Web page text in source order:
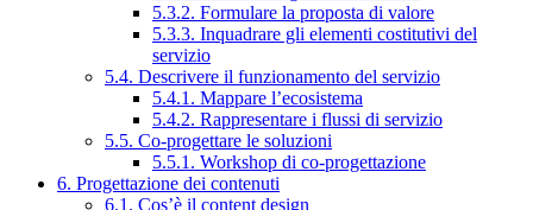
5.3.2. Formulare la proposta di valore
5.3.3. Inquadrare gli elementi costitutivi del
servizio
5.4. Descrivere il funzionamento del servizio
5.4.1. Mappare l’ecosistema
5.4.2. Rappresentare i flussi di servizio
5.5. Co-progettare le soluzioni
5.5.1. Workshop di co-progettazione
6. Progettazione dei contenuti
6.1. Cos’è il content design